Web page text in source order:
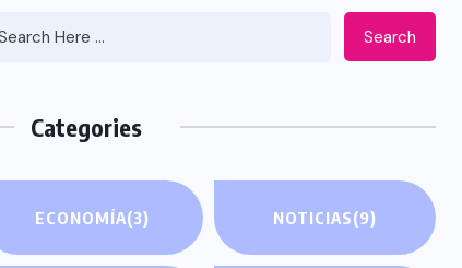
Search
Categories
ECONOMÍA(3) NOTICIAS(9)